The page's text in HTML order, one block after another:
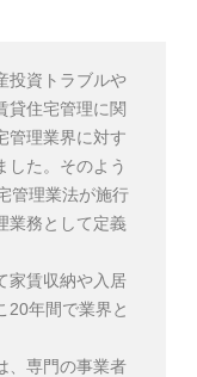
投資トラブルや
貸住宅管理に関
管理業界に対す
した。そのよう
管理業法が施行
業務として定義
家賃収納や入居
20年間で業界と
、専門の事業者